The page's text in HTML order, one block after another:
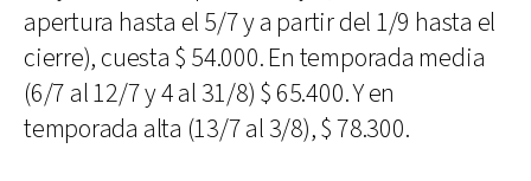
apertura hasta el 5/7 y a partir del 1/9 hasta el
cierre), cuesta $ 54.000. En temporada media
(6/7 al 12/7 y 4 al 31/8) $ 65.400. Y en
temporada alta (13/7 al 3/8), $ 78.300.